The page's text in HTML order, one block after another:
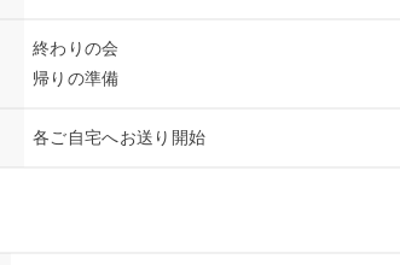
終わりの会
帰りの準備
各ご自宅へお送り開始